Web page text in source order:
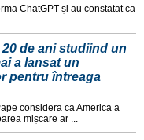
ChatGPT și au constatat ca
de ani studiind un
a lansat un
pentru întreaga
considera ca America a
mișcare ar ...